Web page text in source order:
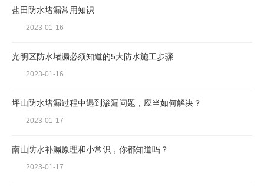
盐田防水堵漏常用知识
2023-01-16
光明区防水堵漏必须知道的5大防水施工步骤
2023-01-16
坪山防水堵漏过程中遇到渗漏问题，应当如何解决？
2023-01-17
南山防水补漏原理和小常识，你都知道吗？
2023-01-17